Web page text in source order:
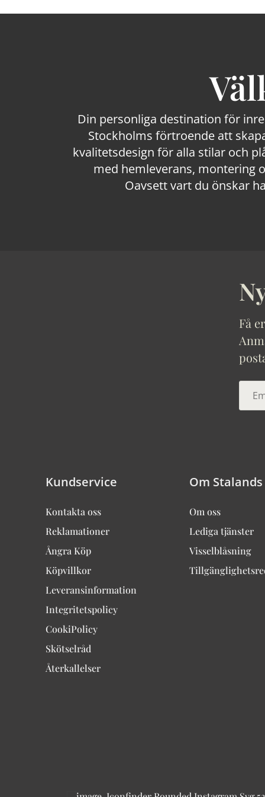
Din personliga destination för
Stockholms förtroende att
kvalitetsdesign för alla stilar och
med hemleverans, montering
Oavsett vart du önskar
Få
Kundservice
Kontakta oss
Reklamationer
Ångra Köp
Köpvillkor
Leveransinformation
Integritetspolicy
CookiPolicy
Skötselråd
Återkallelser
Om Stalands
Om oss
Lediga tjänster
Visselblåsning